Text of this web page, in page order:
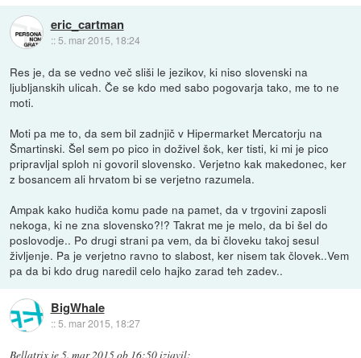
eric_cartman
:: 5. mar 2015, 18:24
Res je, da se vedno več sliši le jezikov, ki niso slovenski na
ljubljanskih ulicah. Če se kdo med sabo pogovarja tako, me to ne
moti.
Moti pa me to, da sem bil zadnjič v Hipermarket Mercatorju na
Šmartinski. Šel sem po pico in doživel šok, ker tisti, ki mi je pico
pripravljal sploh ni govoril slovensko. Verjetno kak makedonec, ker
z bosancem ali hrvatom bi se verjetno razumela.
Ampak kako hudiča komu pade na pamet, da v trgovini zaposli
nekoga, ki ne zna slovensko?!? Takrat me je melo, da bi šel do
poslovodje.. Po drugi strani pa vem, da bi človeku takoj sesul
življenje. Pa je verjetno ravno to slabost, ker nisem tak človek..Vem
pa da bi kdo drug naredil celo hajko zarad teh zadev..
BigWhale
::5. mar 2015, 18:27